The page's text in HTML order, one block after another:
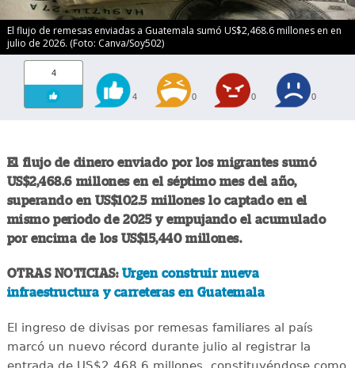
El flujo de remesas enviadas a Guatemala sumó US$2,468.6 millones en en
julio de 2026. (Foto: Canva/Soy502)
4
4 0 0 0
El flujo de dinero enviado por los migrantes sumó
US$2,468.6 millones en el séptimo mes del año,
superando en US$102.5 millones lo captado en el
mismo periodo de 2025 y empujando el acumulado
por encima de los US$15,440 millones.
OTRAS NOTICIAS: Urgen construir nueva
infraestructura y carreteras en Guatemala
El ingreso de divisas por remesas familiares al país
marcó un nuevo récord durante julio al registrar la